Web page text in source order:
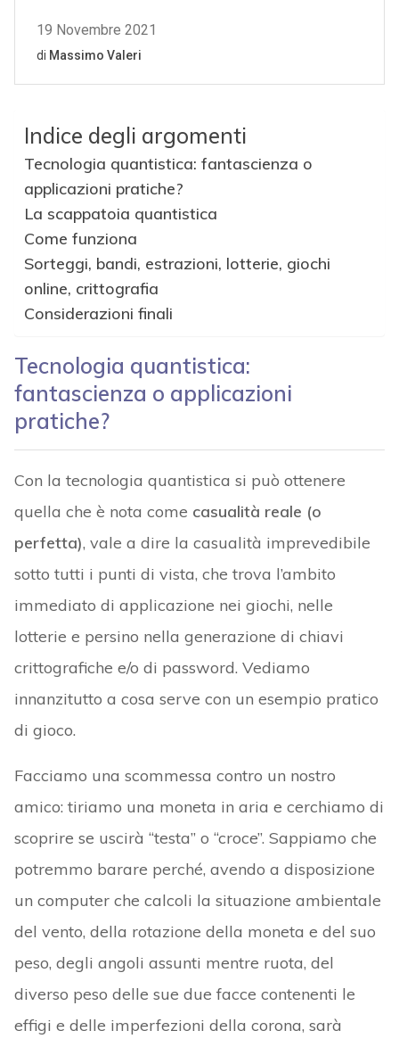
Indice degli argomenti
Tecnologia quantistica: fantascienza o
applicazioni pratiche?
La scappatoia quantistica
Come funziona
Sorteggi, bandi, estrazioni, lotterie, giochi
online, crittografia
Considerazioni finali
Tecnologia quantistica:
fantascienza o applicazioni
pratiche?
Con la tecnologia quantistica si può ottenere
quella che è nota come casualità reale (o
perfetta), vale a dire la casualità imprevedibile
sotto tutti i punti di vista, che trova l’ambito
immediato di applicazione nei giochi, nelle
lotterie e persino nella generazione di chiavi
crittografiche e/o di password. Vediamo
innanzitutto a cosa serve con un esempio pratico
di gioco.
Facciamo una scommessa contro un nostro
amico: tiriamo una moneta in aria e cerchiamo di
scoprire se uscirà “testa” o “croce”. Sappiamo che
potremmo barare perché, avendo a disposizione
un computer che calcoli la situazione ambientale
del vento, della rotazione della moneta e del suo
peso, degli angoli assunti mentre ruota, del
diverso peso delle sue due facce contenenti le
effigi e delle imperfezioni della corona, sarà